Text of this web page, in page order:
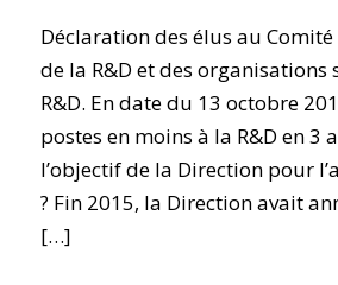
Déclaration des élus au
de la R&D et des organisations
R&D. En date du 13 octobre
postes en moins à la R&D en 3
l’objectif de la Direction pour
? Fin 2015, la Direction avait
[…]